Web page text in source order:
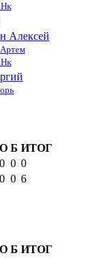
Алексей
О Б ИТОГ
0 0 0
0 0 6
О Б ИТОГ